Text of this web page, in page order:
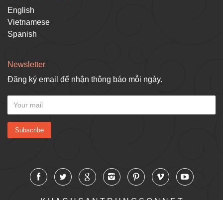
English
Vietnamese
Spanish
Newsletter
Đăng ký email để nhận thông báo mỗi ngày.